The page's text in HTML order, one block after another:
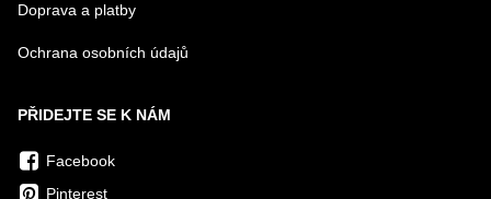
Doprava a platby
Ochrana osobních údajů
PŘIDEJTE SE K NÁM
Facebook
Pinterest